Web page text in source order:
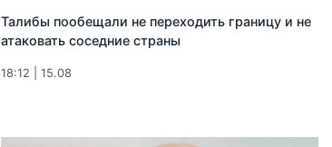
Талибы пообещали не переходить границу и не
атаковать соседние страны
18:12 | 15.08